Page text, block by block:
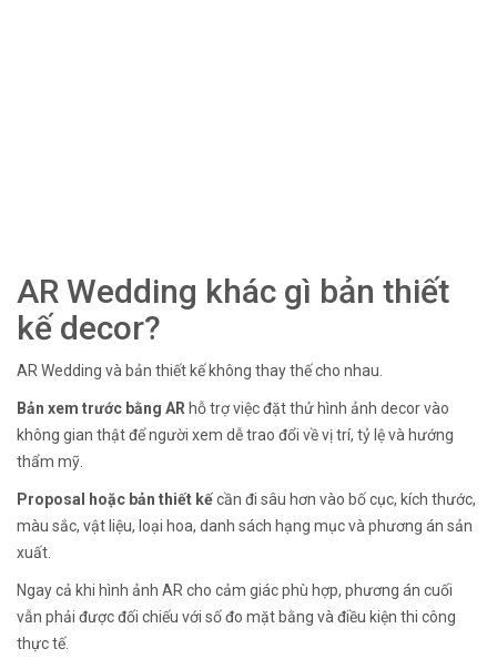
AR Wedding khác gì bản thiết
kế decor?
AR Wedding và bản thiết kế không thay thế cho nhau.
Bản xem trước bằng AR hỗ trợ việc đặt thử hình ảnh decor vào
không gian thật để người xem dễ trao đổi về vị trí, tỷ lệ và hướng
thẩm mỹ.
Proposal hoặc bản thiết kếcần đi sâu hơn vào bố cục, kích thước,
màu sắc, vật liệu, loại hoa, danh sách hạng mục và phương án sản
xuất.
Ngay cả khi hình ảnh AR cho cảm giác phù hợp, phương án cuối
vẫn phải được đối chiếu với số đo mặt bằng và điều kiện thi công
thực tế.